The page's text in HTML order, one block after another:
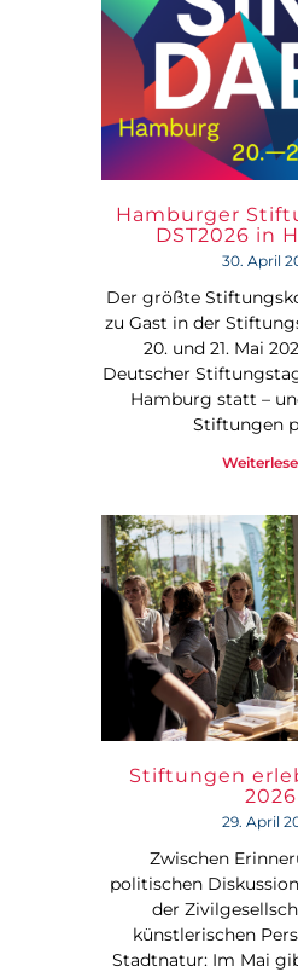
Hamburger
DST2026 in
30. April
Der größte
zu Gast in der
20. und 21. Mai
Deutscher
Hamburg statt –
Stiftungen
Stiftungen
2026
29. April
Zwischen
politischen
der
künstlerischen
Stadtnatur: Im Mai